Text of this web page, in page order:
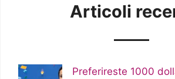
Articoli
Preferireste 1000